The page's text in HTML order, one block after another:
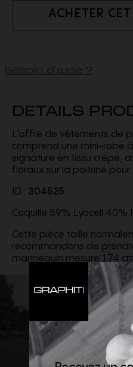
ACHETER
DETAILS
L'offre de vêtements de
comprend une mini-robe
signature en tissu crêpe,
floraux sur la poitrine
ID : 304525
Coquille 59% Lyocell 40%
Cette pièce taille
recommandons de
mannequin mesure 174